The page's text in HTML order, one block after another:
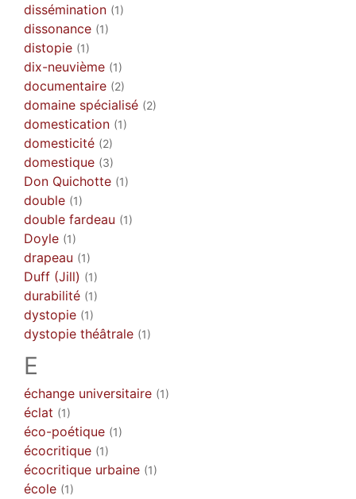
dissémination (1)
dissonance (1)
distopie (1)
dix-neuvième (1)
documentaire (2)
domaine spécialisé (2)
domestication (1)
domesticité (2)
domestique (3)
Don Quichotte (1)
double (1)
double fardeau (1)
Doyle (1)
drapeau (1)
Duff (Jill) (1)
durabilité (1)
dystopie (1)
dystopie théâtrale (1)
E
échange universitaire (1)
éclat (1)
éco-poétique (1)
écocritique (1)
écocritique urbaine (1)
école (1)